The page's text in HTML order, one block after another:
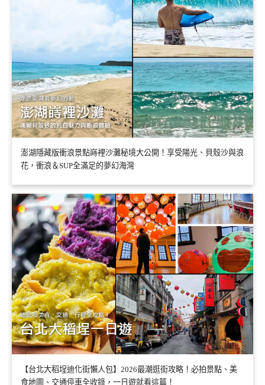
澎湖隱藏版衝浪景點嵵裡沙灘秘境大公開！享受陽光、貝殼沙與浪
花，衝浪＆SUP全滿足的夢幻海灣
【台北大稻埕迪化街懶人包】2026最潮逛街攻略！必拍景點、美
食地圖、交通停車全收錄，一日遊就看這篇！